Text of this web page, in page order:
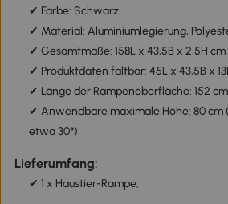
✔ Farbe: Schwarz
✔ Material: Aluminiumlegierung,
✔ Gesamtmaße: 158L x 43,5B x 2,5H cm
✔ Produktdaten faltbar: 45L x 43,5B x
✔ Länge der Rampenoberfläche: 152 cm
✔ Anwendbare maximale Höhe: 80 cm
etwa 30°)
Lieferumfang:
✔ 1 x Haustier-Rampe;